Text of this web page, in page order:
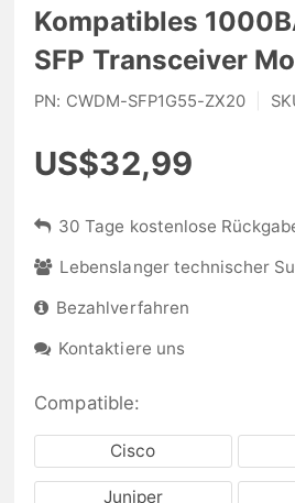
Kompatibles
SFP Transceiver
PN: CWDM-SFP1G55-ZX20
US$32,99
30 Tage kostenlose
Lebenslanger technischer
Bezahlverfahren
Kontaktiere uns
Compatible:
Cisco
Juniper